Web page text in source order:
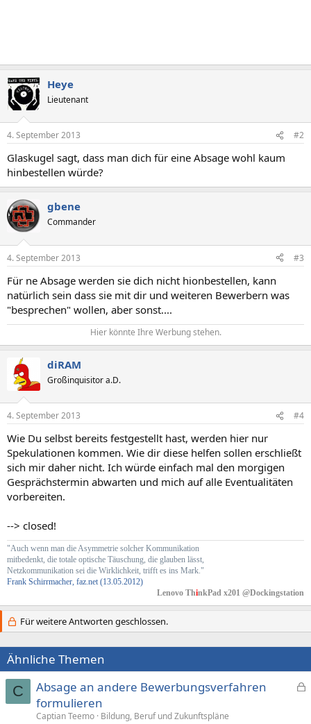
Heye
Lieutenant
4. September 2013 #2
Glaskugel sagt, dass man dich für eine Absage wohl kaum
hinbestellen würde?
gbene
Commander
4. September 2013 #3
Für ne Absage werden sie dich nicht hionbestellen, kann
natürlich sein dass sie mit dir und weiteren Bewerbern was
"besprechen" wollen, aber sonst....
Hier könnte Ihre Werbung stehen.​
diRAM
Großinquisitor a.D.
4. September 2013 #4
Wie Du selbst bereits festgestellt hast, werden hier nur
Spekulationen kommen. Wie dir diese helfen sollen erschließt
sich mir daher nicht. Ich würde einfach mal den morgigen
Gesprächstermin abwarten und mich auf alle Eventualitäten
vorbereiten.
--> closed!
"Auch wenn man die Asymmetrie solcher Kommunikation
mitbedenkt, die totale optische Täuschung, die glauben lässt,
Netzkommunikation sei die Wirklichkeit, trifft es ins Mark."
Frank Schirrmacher, faz.net (13.05.2012)
Lenovo ThinkPad x201 @Dockingstation
Für weitere Antworten geschlossen.
Ähnliche Themen
C
Absage an andere Bewerbungsverfahren
formulieren
Captian Teemo Bildung, Beruf und Zukunftspläne